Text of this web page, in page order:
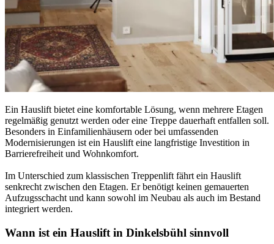
Ein Hauslift bietet eine komfortable Lösung, wenn mehrere Etagen
regelmäßig genutzt werden oder eine Treppe dauerhaft entfallen soll.
Besonders in Einfamilienhäusern oder bei umfassenden
Modernisierungen ist ein Hauslift eine langfristige Investition in
Barrierefreiheit und Wohnkomfort.
Im Unterschied zum klassischen Treppenlift fährt ein Hauslift
senkrecht zwischen den Etagen. Er benötigt keinen gemauerten
Aufzugsschacht und kann sowohl im Neubau als auch im Bestand
integriert werden.
Wann ist ein Hauslift in Dinkelsbühl sinnvoll